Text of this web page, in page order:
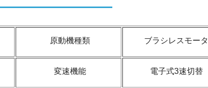
原動機種類 ブラシレスモータ
変速機能 電子式3速切替